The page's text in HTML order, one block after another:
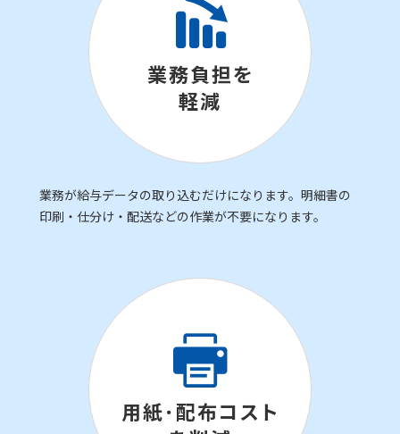
業務負担を
軽減
業務が給与データの取り込むだけになります。明細書の
印刷・仕分け・配送などの作業が不要になります。
用紙･配布コスト